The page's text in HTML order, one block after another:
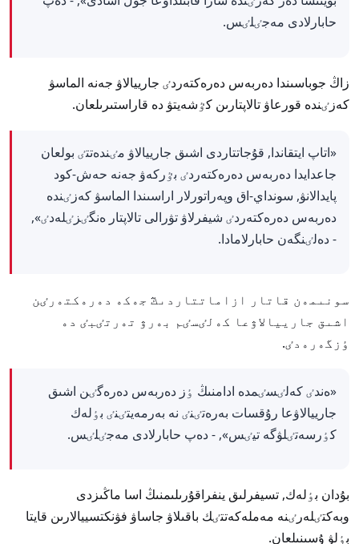
حابارلادى مەجٸلٸس.
زاڭ جوباسىندا دەربەس دەرەكتەردٸ جارييالاۋ جەنە الماسۋ
كەزٸندە قورعاۋ تالاپتارىن كٷشەيتۋ دە قاراستىرىلعان.
«اتاپ ايتقاندا, قۇجاتتاردى اشىق جارييالاۋ مٸندەتتٸ بولعان
جاعدايدا دەربەس دەرەكتەردٸ بٷركەۋ جەنە حەش-كود
پايدالانۋ, سونداي-اق وپەراتورلار اراسىندا الماسۋ كەزٸندە
دەربەس دەرەكتەردٸ شيفرلاۋ تۋرالى تالاپتار ەنگٸزٸلەدٸ»,
- دەلٸنگەن حابارلامادا.
سونىمەن قاتار ازاماتتاردىڭ جەكە دەرەكتەرٸن
اشىق جارييالاۋعا كەلٸسٸم بەرۋ تەرتٸبٸ دە
ٶزگەرەدٸ.
«ەندٸ كەلٸسٸمدە ادامنىڭ ٶز دەربەس دەرەگٸن اشىق
جارييالاۋعا رۇقسات بەرەتٸنٸ نە بەرمەيتٸنٸ بٶلەك
كٶرسەتٸلۋگە تيٸس», - دەپ حابارلادى مەجٸلٸس.
بۇدان بٶلەك, تسيفرلىق ينفراقۇرىلىمنىڭ اسا ماڭىزدى
وبەكتٸلەرٸنە مەملەكەتتٸك باقىلاۋ جاساۋ فۋنكتسييالارىن قايتا
بٶلۋ ۇسىنىلعان.